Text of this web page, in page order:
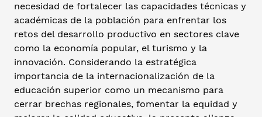
necesidad de fortalecer las capacidades técnicas y
académicas de la población para enfrentar los
retos del desarrollo productivo en sectores clave
como la economía popular, el turismo y la
innovación. Considerando la estratégica
importancia de la internacionalización de la
educación superior como un mecanismo para
cerrar brechas regionales, fomentar la equidad y